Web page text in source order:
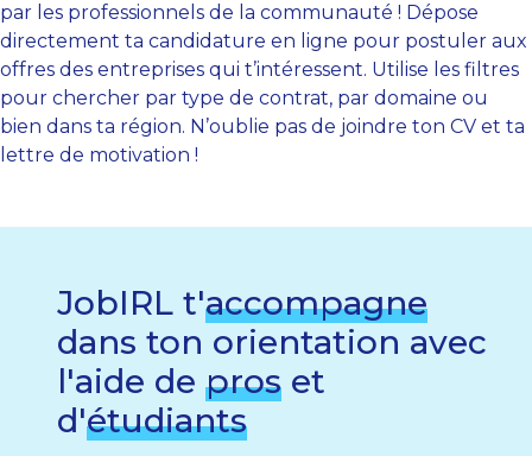
par les professionnels de la communauté ! Dépose
directement ta candidature en ligne pour postuler aux
offres des entreprises qui t’intéressent. Utilise les filtres
pour chercher par type de contrat, par domaine ou
bien dans ta région. N’oublie pas de joindre ton CV et ta
lettre de motivation !
JobIRL t'accompagne
dans ton orientation avec
l'aide de pros et
d'étudiants